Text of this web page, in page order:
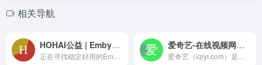
相关导航
HOHAI公益 | Emby公益服注册地址分享，影音爱好者福利！ 爱奇艺-在线视频网站-海量正版高清视频在线观看